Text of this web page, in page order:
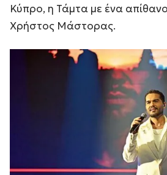
Κύπρο, η Τάμτα με ένα
Χρήστος Μάστορας.